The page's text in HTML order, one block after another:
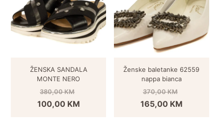
ŽENSKA SANDALA
MONTE NERO
380,00KM
100,00 KM
Ženske baletanke 62559
nappa bianca
370,00KM
165,00 KM